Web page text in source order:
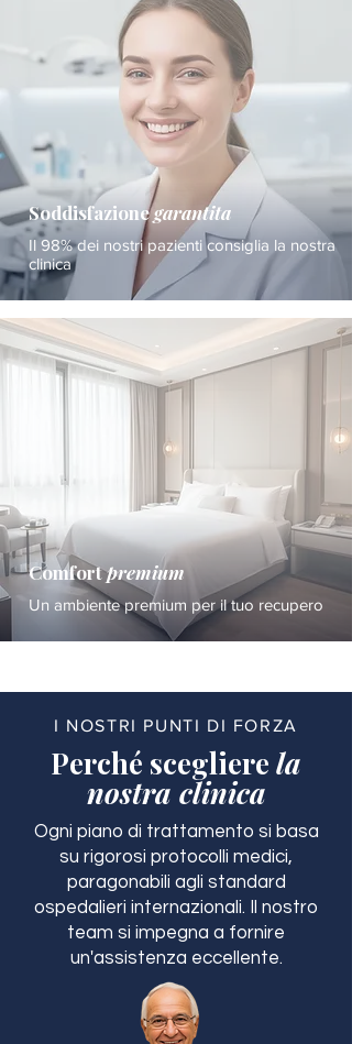
Soddisfazionegarantita
Il 98% dei nostri pazienti consiglia la nostra
clinica
Comfortpremium
Un ambiente premium per il tuo recupero
I NOSTRI PUNTI DI FORZA
Perché scegliere la
nostra clinica
Ogni piano di trattamento si basa
su rigorosi protocolli medici,
paragonabili agli standard
ospedalieri internazionali. Il nostro
team si impegna a fornire
un'assistenza eccellente.